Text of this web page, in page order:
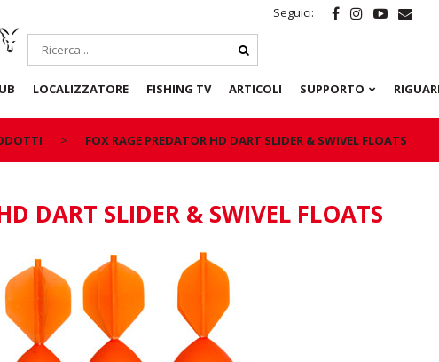
Seguici:
LOCALIZZATORE FISHING TV ARTICOLI SUPPORTO
FOX RAGE PREDATOR HD DART SLIDER & SWIVEL FLOATS
DART SLIDER & SWIVEL FLOATS